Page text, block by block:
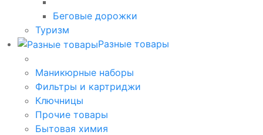
Беговые дорожки
Туризм
Разные товары
Маникюрные наборы
Фильтры и картриджи
Ключницы
Прочие товары
Бытовая химия